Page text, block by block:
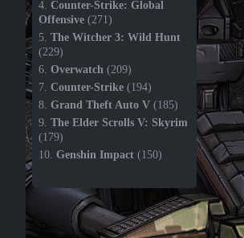
4. Counter-Strike: Global
Offensive (271)
5. The Witcher 3: Wild Hunt
(229)
6. Overwatch (209)
7. Counter-Strike (194)
8. Grand Theft Auto V (185)
9. The Elder Scrolls V: Skyrim
(179)
10. Genshin Impact (150)